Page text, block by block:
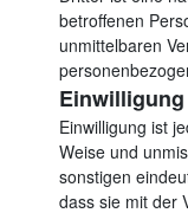
betroffenen
unmittelbaren
Einwilligung
Einwilligung ist
Weise und
sonstigen
dass sie mit der